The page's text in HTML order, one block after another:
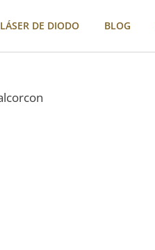
LÁSER DE DIODO BLOG